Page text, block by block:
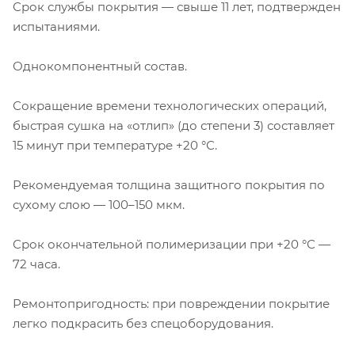
Срок службы покрытия — свыше 11 лет, подтвержден
испытаниями.
Однокомпонентный состав.
Сокращение времени технологических операций,
быстрая сушка на «отлип» (до степени 3) составляет
15 минут при температуре +20 °С.
Рекомендуемая толщина защитного покрытия по
сухому слою — 100–150 мкм.
Срок окончательной полимеризации при +20 °С —
72 часа.
Ремонтопригодность: при повреждении покрытие
легко подкрасить без спецоборудования.